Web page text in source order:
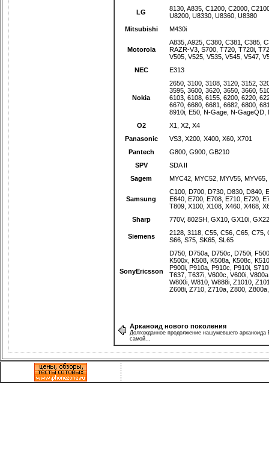
LG 8130 A835 C1200 C2000
U8200 U8330 U8360 U8380
Mitsubishi
M430i
Motorola
A835 A925 C380 C381 C385
RAZR-V3 S700 T720 T720i
V505 V525 V535 V545 V547
NEC
E313
Nokia
2650 3100 3108 3120 3152
3595 3600 3620 3650 3660
6103 6108 6155 6200 6220
6670 6680 6681 6682 6800
8910i E50 N-Gage N-GageQD
O2
X1 X2 X4
Panasonic
VS3 X200 X400 X60 X701
Pantech
G800 G900 GB210
SPV
SDA II
Sagem
MYC42 MYC52 MYV55 MYV65
Samsung
C100 D700 D730 D830 D840
E640 E700 E708 E710 E720
T809 X100 X108 X460 X468
Sharp
770V, 802SH GX10 GX10i GX22
Siemens 2128 3118 C55 C56 C65 C75
S66 S75 SK65 SL65
SonyEricsson
D750 D750a D750c D750i F500
K500x K508 K508a K508c
P900i P910a P910c P910i S710i
T637 T637i V600c V600i V800a
W800i W810 W888i Z1010
Z608i Z710 Z710a Z800 Z800a
Арканоид нового поколения
Долгожданное продолжение нашумевшего
самой...